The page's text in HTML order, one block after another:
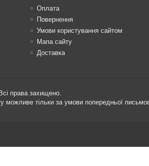
Оплата
Повернення
Умови користування сайтом
Мапа сайту
Доставка
права захищено.
можливе тільки за умови попередньої